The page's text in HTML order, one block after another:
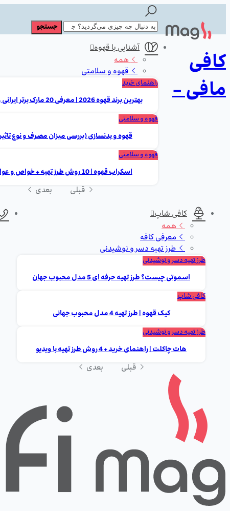
کافی
مافی -
آشنایی با قهوه
همه
قهوه و سلامتی
راهنمای خرید
بهترین برند قهوه 2026 | معرفی 20 مارک برتر ایرانی و خارجی
قهوه و سلامتی
قهوه و بدنسازی (بررسی میزان مصرف و نوع
قهوه و سلامتی
اسکراب قهوه | 10 روش طرز تهیه + خواص و عوارض
قبلی بعدی
کافی شاپ
همه
معرفی کافه
طرز تهیه دسر و نوشیدنی
طرز تهیه دسر و نوشیدنی
اسموتی چیست؟ طرز تهیه حرفه ای 5 مدل محبوب جهان
کافی شاپ
کیک قهوه | طرز تهیه 4 مدل محبوب جهانی
طرز تهیه دسر و نوشیدنی
هات چاکلت | راهنمای خرید + 4 روش طرز تهیه با ویدیو
قبلی بعدی